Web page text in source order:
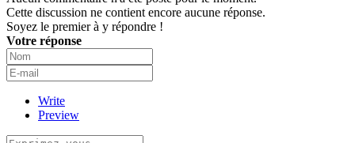
Cette discussion ne contient encore aucune réponse.
Soyez le premier à y répondre !
Votre réponse
Write
Preview